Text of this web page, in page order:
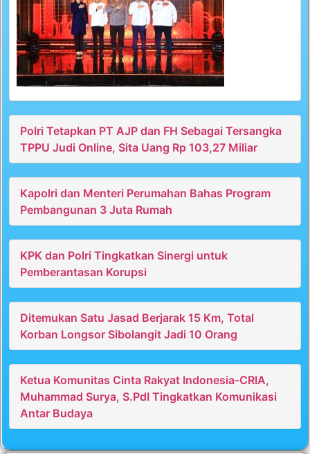
Polri Tetapkan PT AJP dan FH Sebagai Tersangka
TPPU Judi Online, Sita Uang Rp 103,27 Miliar
Kapolri dan Menteri Perumahan Bahas Program
Pembangunan 3 Juta Rumah
KPK dan Polri Tingkatkan Sinergi untuk
Pemberantasan Korupsi
Ditemukan Satu Jasad Berjarak 15 Km, Total
Korban Longsor Sibolangit Jadi 10 Orang
Ketua Komunitas Cinta Rakyat Indonesia-CRIA,
Muhammad Surya, S.PdI Tingkatkan Komunikasi
Antar Budaya